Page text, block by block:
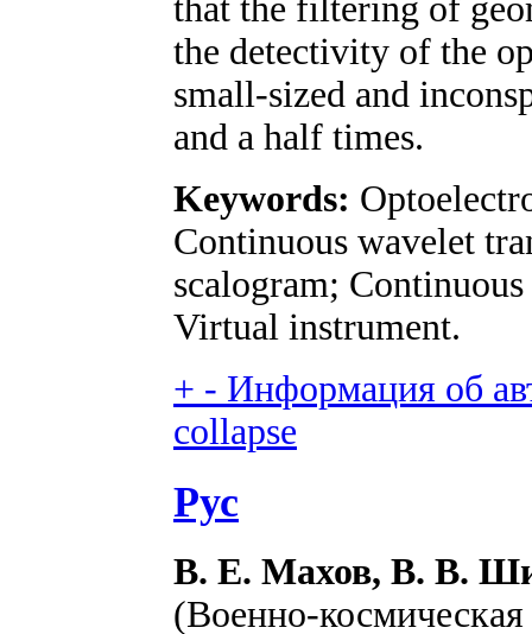
that the filtering of
the detectivity of the
small-sized and
and a half times.
Keywords:
Continuous wavelet
scalogram;
Virtual instrument.
+ - Информация об
collapse
Рус
В. Е. Махов, В. В.
(Военно-